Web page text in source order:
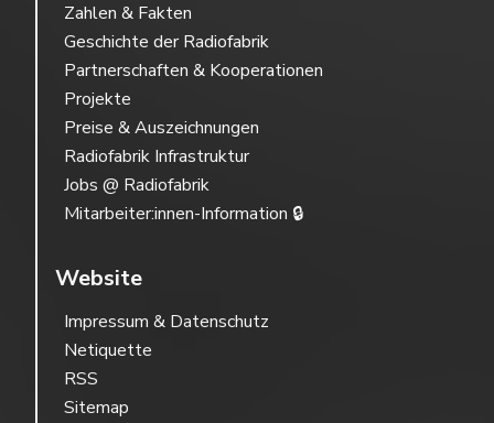
Zahlen & Fakten
Geschichte der Radiofabrik
Partnerschaften & Kooperationen
Projekte
Preise & Auszeichnungen
Radiofabrik Infrastruktur
Jobs @ Radiofabrik
Mitarbeiter:innen-Information 🔒
Website
Impressum & Datenschutz
Netiquette
RSS
Sitemap